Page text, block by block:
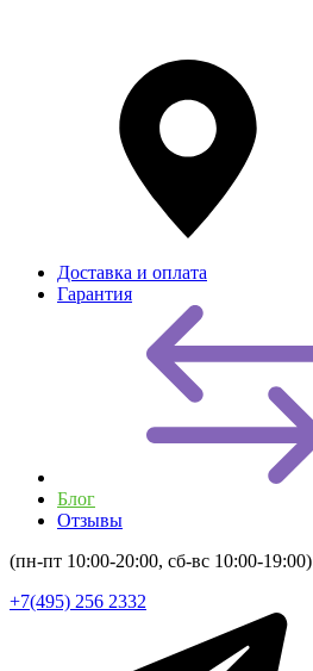
Доставка и оплата
Гарантия
Блог
Отзывы
(пн-пт 10:00-20:00, сб-вс 10:00-19:00)
+7(495) 256 2332